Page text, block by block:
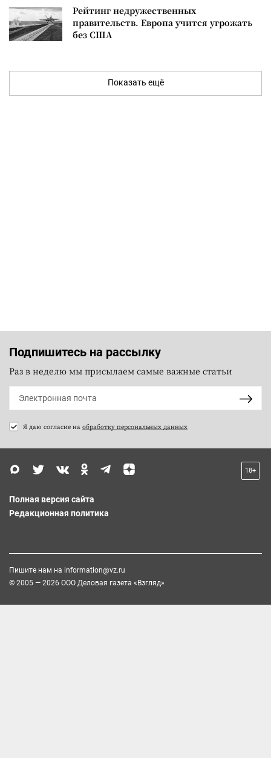
Рейтинг недружественных
правительств. Европа учится угрожать
без США
Показать ещё
Подпишитесь на рассылку
Раз в неделю мы присылаем самые важные статьи
Я даю согласие на обработку персональных данных
18+
Полная версия сайта
Редакционная политика
Пишите нам на information@vz.ru
© 2005 — 2026 ООО Деловая газета «Взгляд»